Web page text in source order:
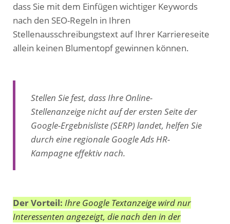
dass Sie mit dem Einfügen wichtiger Keywords
nach den SEO-Regeln in Ihren
Stellenausschreibungstext auf Ihrer Karriereseite
allein keinen Blumentopf gewinnen können.
Stellen Sie fest, dass Ihre Online-
Stellenanzeige nicht auf der ersten Seite der
Google-Ergebnisliste (SERP) landet, helfen Sie
durch eine regionale Google Ads HR-
Kampagne effektiv nach.
Der Vorteil: Ihre Google Textanzeige wird nur
Interessenten angezeigt, die nach den in der